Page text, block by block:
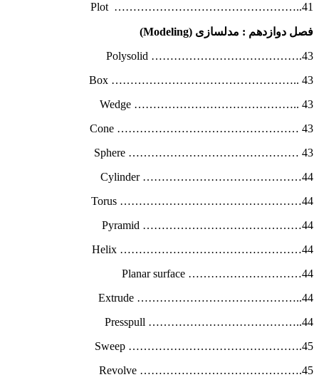
Plot …………………………………………..41
فصل دوازدهم : مدلسازی (Modeling)
Polysolid ………………………………….43
Box ………………………………………….. 43
Wedge …………………………………….. 43
Cone ………………………………………… 43
Sphere ……………………………………… 43
Cylinder ……………………………………44
Torus …………………………………………44
Pyramid ……………………………………44
Helix …………………………………………44
Planar surface …………………………44
Extrude ……………………………………..44
Presspull …………………………………..44
Sweep ……………………………………….45
Revolve …………………………………….45